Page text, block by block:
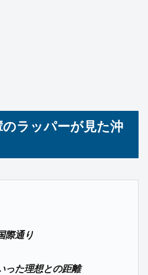
ラッパーが見た沖
際通り
った理想との距離